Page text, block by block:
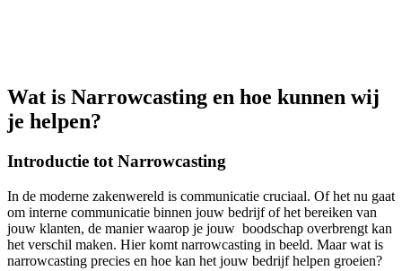
Wat is Narrowcasting en hoe kunnen wij
je helpen?
Introductie tot Narrowcasting
In de moderne zakenwereld is communicatie cruciaal. Of het nu gaat
om interne communicatie binnen jouw bedrijf of het bereiken van
jouw klanten, de manier waarop je jouw boodschap overbrengt kan
het verschil maken. Hier komt narrowcasting in beeld. Maar wat is
narrowcasting precies en hoe kan het jouw bedrijf helpen groeien?